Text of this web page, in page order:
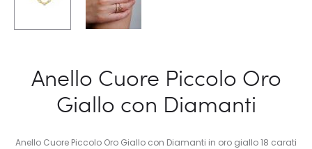
Anello Cuore Piccolo Oro
Giallo con Diamanti
Anello Cuore Piccolo Oro Giallo con Diamanti in oro giallo 18 carati